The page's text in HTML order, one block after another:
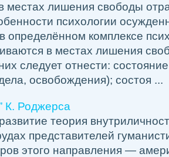
местах лишения свободы
психологии
определённом комплексе
в местах лишения
следует отнести:
освобождения); состоя ...
К. Роджерса
теория
представителей
этого направления —